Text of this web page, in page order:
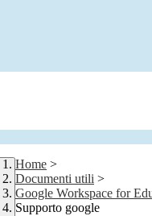
Home >
Documenti utili >
Google Workspace for
Supporto google